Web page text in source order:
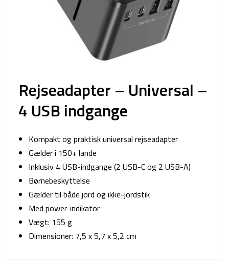
Rejseadapter – Universal –
4 USB indgange
Kompakt og praktisk universal rejseadapter
Gælder i 150+ lande
Inklusiv 4 USB-indgange (2 USB-C og 2 USB-A)
Børnebeskyttelse
Gælder til både jord og ikke-jordstik
Med power-indikator
Vægt: 155 g
Dimensioner: 7,5 x 5,7 x 5,2 cm